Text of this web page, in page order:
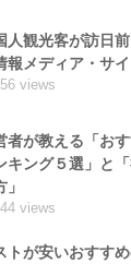
人観光客が訪日
報メディア・サ
views
者が教える「お
キング５選」と
views
トが安いおすす